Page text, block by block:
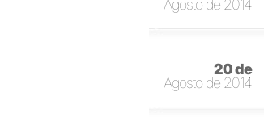
Agosto de 2014
20 de
Agosto de 2014